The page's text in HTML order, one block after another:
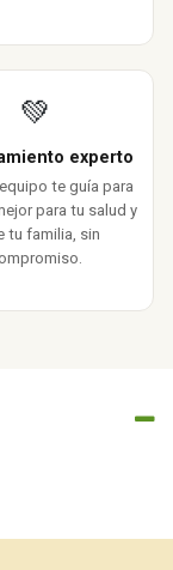
💚
experto
te guía para
para tu salud y
tu familia, sin